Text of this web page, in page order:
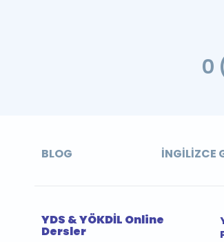
0
BLOG İNGILIZCE
YDS & YÖKDİL Online
Dersler